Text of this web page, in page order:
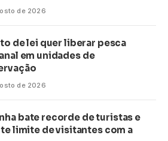
de 2026
de lei quer liberar pesca
em unidades de
de 2026
bate recorde de turistas e
limite de visitantes com a